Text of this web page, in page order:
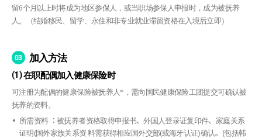
留6个月以上时将成为地区参保人，或当职场参保人申报时，成为被抚养
人。（结婚移民、留学、永住和非专业就业滞留资格在入境后立即）
03 加入方法
(1)在职配偶加入健康保险时
可注册为配偶的健康保险被抚养人*，需向国民健康保险工团提交可确认被
抚养的资料。
所需资料 ：被抚养者资格取得申报书、外国人登录证复印件、家庭关系
证明(国外家族关系资 料需获得相应国外交部(或海牙认证)确认。(包括韩